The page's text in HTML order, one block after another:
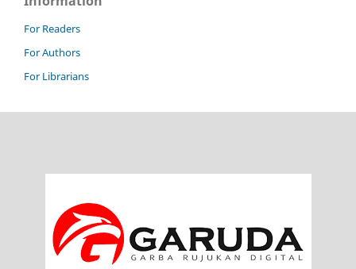
For Readers
For Authors
For Librarians